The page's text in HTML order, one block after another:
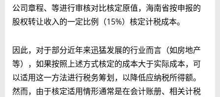
公司章程、等进行审核对比核定原值，海南省按申报的
股权转让收入的一定比例（15%）核定计税成本。
因此，对于部分近年来迅猛发展的行业而言（如房地产
等），如果按照上述方式核定的成本大于实际成本，可
以适用这一方法进行税务筹划，以降低应纳税所得额。
然而，由于核定适用情形通常是在会计账册、相关计税